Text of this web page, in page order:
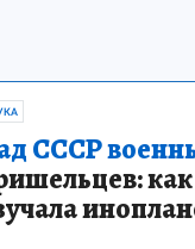
СССР
как